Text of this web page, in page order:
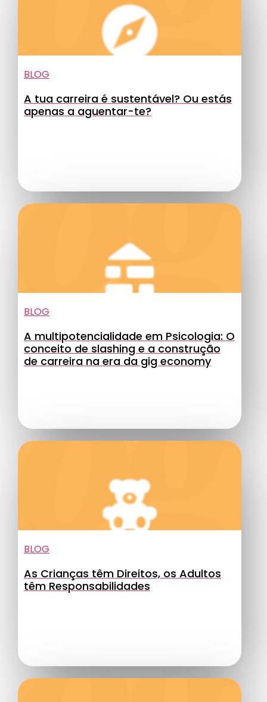
BLOG
A tua carreira é sustentável? Ou estás
apenas a aguentar-te?
BLOG
A multipotencialidade em Psicologia: O
conceito de slashing e a construção
de carreira na era da gig economy
BLOG
As Crianças têm Direitos, os Adultos
têm Responsabilidades